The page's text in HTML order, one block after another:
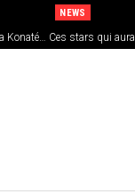
NEWS
Konaté… Ces stars qui